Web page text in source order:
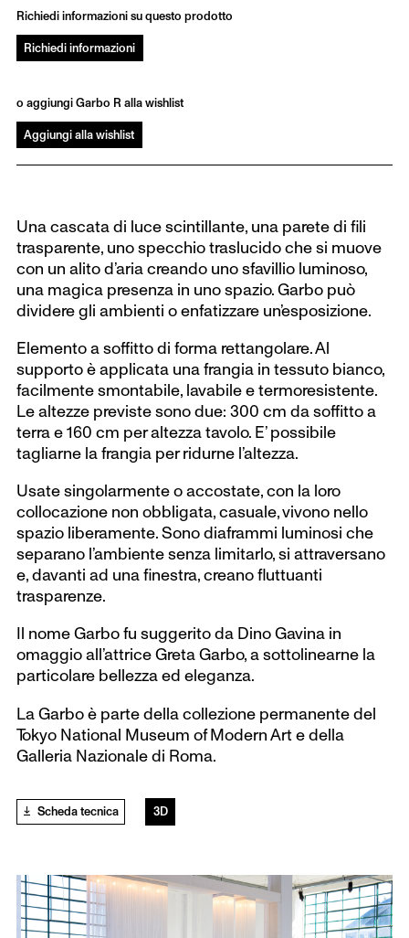
Richiedi informazioni su questo prodotto
Richiedi informazioni
o aggiungi Garbo R alla wishlist
Aggiungi alla wishlist
Una cascata di luce scintillante, una parete di fili
trasparente, uno specchio traslucido che si muove
con un alito d’aria creando uno sfavillio luminoso,
una magica presenza in uno spazio. Garbo può
dividere gli ambienti o enfatizzare un’esposizione.
Elemento a soffitto di forma rettangolare. Al
supporto è applicata una frangia in tessuto bianco,
facilmente smontabile, lavabile e termoresistente.
Le altezze previste sono due: 300 cm da soffitto a
terra e 160 cm per altezza tavolo. E’ possibile
tagliarne la frangia per ridurne l’altezza.
Usate singolarmente o accostate, con la loro
collocazione non obbligata, casuale, vivono nello
spazio liberamente. Sono diaframmi luminosi che
separano l’ambiente senza limitarlo, si attraversano
e, davanti ad una finestra, creano fluttuanti
trasparenze.
Il nome Garbo fu suggerito da Dino Gavina in
omaggio all’attrice Greta Garbo, a sottolinearne la
particolare bellezza ed eleganza.
La Garbo è parte della collezione permanente del
Tokyo National Museum of Modern Art e della
Galleria Nazionale di Roma.
Scheda tecnica 3D